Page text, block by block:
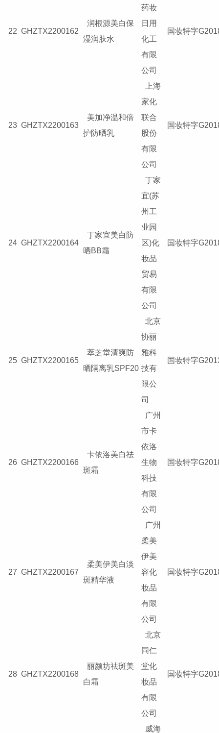
22 GHZTX2200162
润根源美白保
湿润肤水
药妆
日用
化工
有限
公司
国妆特字
23 GHZTX2200163
美加净温和倍
护防晒乳
上海
家化
联合
股份
有限
公司
国妆特字
24 GHZTX2200164
丁家宜美白防
晒BB霜
丁家
宜(苏
州工
业园
区)化
妆品
贸易
有限
公司
国妆特字
25 GHZTX2200165
萃芝堂清爽防
晒隔离乳SPF20
北京
协丽
雅科
技有
限公
司
国妆特字
26 GHZTX2200166
卡依洛美白祛
斑霜
广州
市卡
依洛
生物
科技
有限
公司
国妆特字
27 GHZTX2200167
柔美伊美白淡
斑精华液
广州
柔美
伊美
容化
妆品
有限
公司
国妆特字
28 GHZTX2200168
丽颜坊祛斑美
白霜
北京
同仁
堂化
妆品
有限
公司
国妆特字
威海